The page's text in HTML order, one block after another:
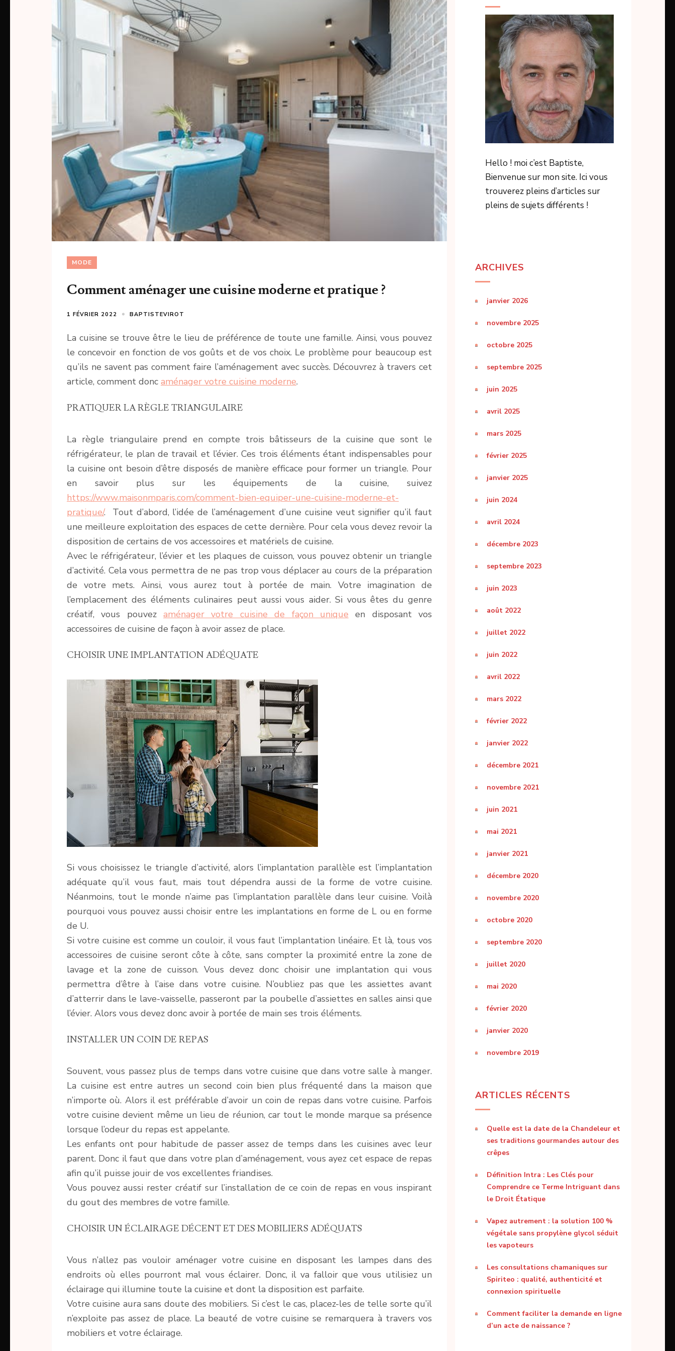
MODE
Comment aménager une cuisine moderne et pratique ?
1 FÉVRIER 2022 BAPTISTEVIROT
La cuisine se trouve être le lieu de préférence de toute une famille. Ainsi, vous pouvez
le concevoir en fonction de vos goûts et de vos choix. Le problème pour beaucoup est
qu’ils ne savent pas comment faire l’aménagement avec succès. Découvrez à travers cet
article, comment donc aménager votre cuisine moderne.
PRATIQUER LA RÈGLE TRIANGULAIRE
La règle triangulaire prend en compte trois bâtisseurs de la cuisine que sont le
réfrigérateur, le plan de travail et l’évier. Ces trois éléments étant indispensables pour
la cuisine ont besoin d’être disposés de manière efficace pour former un triangle. Pour
en savoir plus sur les équipements de la cuisine, suivez
https://www.maisonmparis.com/comment-bien-equiper-une-cuisine-moderne-et-
pratique/. Tout d’abord, l’idée de l’aménagement d’une cuisine veut signifier qu’il faut
une meilleure exploitation des espaces de cette dernière. Pour cela vous devez revoir la
disposition de certains de vos accessoires et matériels de cuisine.
Avec le réfrigérateur, l’évier et les plaques de cuisson, vous pouvez obtenir un triangle
d’activité. Cela vous permettra de ne pas trop vous déplacer au cours de la préparation
de votre mets. Ainsi, vous aurez tout à portée de main. Votre imagination de
l’emplacement des éléments culinaires peut aussi vous aider. Si vous êtes du genre
créatif, vous pouvezaménager votre cuisine de façon unique en disposant vos
accessoires de cuisine de façon à avoir assez de place.
CHOISIR UNE IMPLANTATION ADÉQUATE
Si vous choisissez le triangle d’activité, alors l’implantation parallèle est l’implantation
adéquate qu’il vous faut, mais tout dépendra aussi de la forme de votre cuisine.
Néanmoins, tout le monde n’aime pas l’implantation parallèle dans leur cuisine. Voilà
pourquoi vous pouvez aussi choisir entre les implantations en forme de L ou en forme
de U.
Si votre cuisine est comme un couloir, il vous faut l’implantation linéaire. Et là, tous vos
accessoires de cuisine seront côte à côte, sans compter la proximité entre la zone de
lavage et la zone de cuisson. Vous devez donc choisir une implantation qui vous
permettra d’être à l’aise dans votre cuisine. N’oubliez pas que les assiettes avant
d’atterrir dans le lave-vaisselle, passeront par la poubelle d’assiettes en salles ainsi que
l’évier. Alors vous devez donc avoir à portée de main ses trois éléments.
INSTALLER UN COIN DE REPAS
Souvent, vous passez plus de temps dans votre cuisine que dans votre salle à manger.
La cuisine est entre autres un second coin bien plus fréquenté dans la maison que
n’importe où. Alors il est préférable d’avoir un coin de repas dans votre cuisine. Parfois
votre cuisine devient même un lieu de réunion, car tout le monde marque sa présence
lorsque l’odeur du repas est appelante.
Les enfants ont pour habitude de passer assez de temps dans les cuisines avec leur
parent. Donc il faut que dans votre plan d’aménagement, vous ayez cet espace de repas
afin qu’il puisse jouir de vos excellentes friandises.
Vous pouvez aussi rester créatif sur l’installation de ce coin de repas en vous inspirant
du gout des membres de votre famille.
CHOISIR UN ÉCLAIRAGE DÉCENT ET DES MOBILIERS ADÉQUATS
Vous n’allez pas vouloir aménager votre cuisine en disposant les lampes dans des
endroits où elles pourront mal vous éclairer. Donc, il va falloir que vous utilisiez un
éclairage qui illumine toute la cuisine et dont la disposition est parfaite.
Votre cuisine aura sans doute des mobiliers. Si c’est le cas, placez-les de telle sorte qu’il
n’exploite pas assez de place. La beauté de votre cuisine se remarquera à travers vos
mobiliers et votre éclairage.
Hello ! moi c’est Baptiste,
Bienvenue sur mon site. Ici vous
trouverez pleins d’articles sur
pleins de sujets différents !
ARCHIVES
janvier 2026
novembre 2025
octobre 2025
septembre 2025
juin 2025
avril 2025
mars 2025
février 2025
janvier 2025
juin 2024
avril 2024
décembre 2023
septembre 2023
juin 2023
août 2022
juillet 2022
juin 2022
avril 2022
mars 2022
février 2022
janvier 2022
décembre 2021
novembre 2021
juin 2021
mai 2021
janvier 2021
décembre 2020
novembre 2020
octobre 2020
septembre 2020
juillet 2020
mai 2020
février 2020
janvier 2020
novembre 2019
ARTICLES RÉCENTS
Quelle est la date de la Chandeleur et
ses traditions gourmandes autour des
crêpes
Définition Intra : Les Clés pour
Comprendre ce Terme Intriguant dans
le Droit Étatique
Vapez autrement : la solution 100 %
végétale sans propylène glycol séduit
les vapoteurs
Les consultations chamaniques sur
Spiriteo : qualité, authenticité et
connexion spirituelle
Comment faciliter la demande en ligne
d’un acte de naissance ?